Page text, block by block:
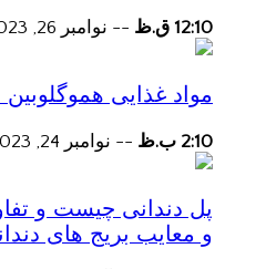
12:10 ق.ظ -- نوامبر 26, 2023
مواد غذایی هموگلوبین
2:10 ب.ظ -- نوامبر 24, 2023
پل دندانی چیست و
و معایب بریج های